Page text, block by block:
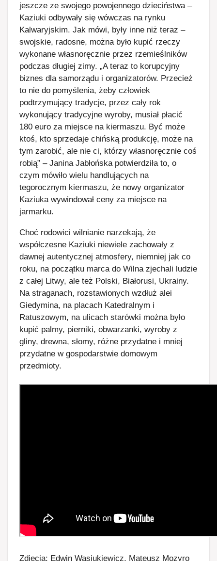
jeszcze ze swojego powojennego dzieciństwa –
Kaziuki odbywały się wówczas na rynku
Kalwaryjskim. Jak mówi, były inne niż teraz –
swojskie, radosne, można było kupić rzeczy
wykonane własnoręcznie przez rzemieślników
podczas długiej zimy. „A teraz to korupcyjny
biznes dla samorządu i organizatorów. Przecież
to nie do pomyślenia, żeby człowiek
podtrzymujący tradycje, przez cały rok
wykonujący tradycyjne wyroby, musiał płacić
180 euro za miejsce na kiermaszu. Być może
ktoś, kto sprzedaje chińską produkcję, może na
tym zarobić, ale nie ci, którzy własnoręcznie coś
robią” – Janina Jabłońska potwierdziła to, o
czym mówiło wielu handlujących na
tegorocznym kiermaszu, że nowy organizator
Kaziuka wywindował ceny za miejsce na
jarmarku.
Choć rodowici wilnianie narzekają, że
współczesne Kaziuki niewiele zachowały z
dawnej autentycznej atmosfery, niemniej jak co
roku, na początku marca do Wilna zjechali ludzie
z całej Litwy, ale też Polski, Białorusi, Ukrainy.
Na straganach, rozstawionych wzdłuż alei
Giedymina, na placach Katedralnym i
Ratuszowym, na ulicach starówki można było
kupić palmy, pierniki, obwarzanki, wyroby z
gliny, drewna, słomy, różne przydatne i mniej
przydatne w gospodarstwie domowym
przedmioty.
Zdjęcia: Edwin Wasiukiewicz, Mateusz Mozyro